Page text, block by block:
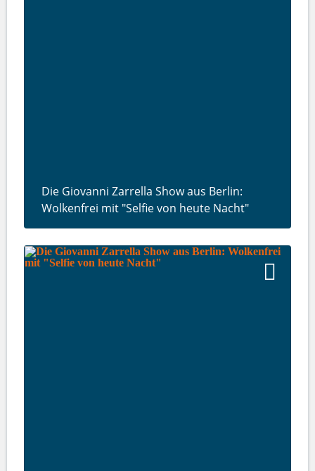
Die Giovanni Zarrella Show aus Berlin:
Wolkenfrei mit "Selfie von heute Nacht"